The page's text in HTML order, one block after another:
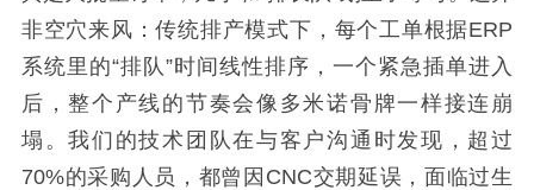
非空穴来风：传统排产模式下，每个工单根据ERP
系统里的“排队”时间线性排序，一个紧急插单进入
后，整个产线的节奏会像多米诺骨牌一样接连崩
塌。我们的技术团队在与客户沟通时发现，超过
70%的采购人员，都曾因CNC交期延误，面临过生